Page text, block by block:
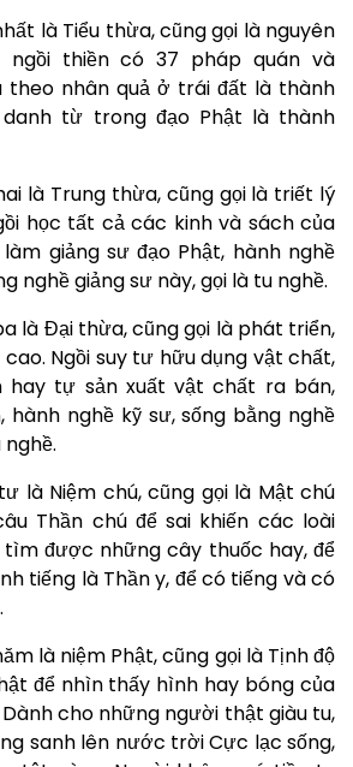
là Tiểu thừa, cũng gọi là nguyên
ngồi thiền có 37 pháp quán và
theo nhân quả ở trái đất là thành
danh từ trong đạo Phật là thành
là Trung thừa, cũng gọi là triết lý
học tất cả các kinh và sách của
giảng sư đạo Phật, hành nghề
nghề giảng sư này, gọi là tu nghề.
là Đại thừa, cũng gọi là phát triển,
Ngồi suy tư hữu dụng vật chất,
hay tự sản xuất vật chất ra bán,
hành nghề kỹ sư, sống bằng nghề
là Niệm chú, cũng gọi là Mật chú
Thần chú để sai khiến các loài
tìm được những cây thuốc hay, để
tiếng là Thần y, để có tiếng và có
là niệm Phật, cũng gọi là Tịnh độ
để nhìn thấy hình hay bóng của
cho những người thật giàu tu,
sanh lên nước trời Cực lạc sống,